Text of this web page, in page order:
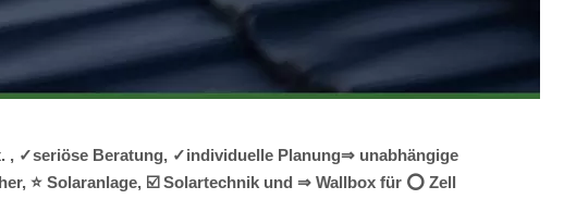
, ✓seriöse Beratung, ✓individuelle Planung⇒ unabhängige
⭐ Solaranlage, ☑️ Solartechnik und ⇒ Wallbox für ⭕ Zell